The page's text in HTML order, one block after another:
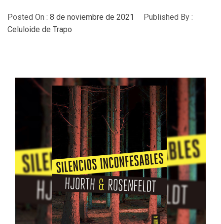
Posted On : 8 de noviembre de 2021
Published By :
Celuloide de Trapo